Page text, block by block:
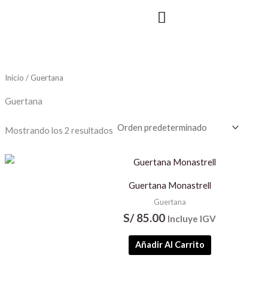
Inicio / Guertana
Guertana
Mostrando los 2 resultados
Guertana Monastrell
Guertana
S/85.00 Incluye IGV
Añadir Al Carrito